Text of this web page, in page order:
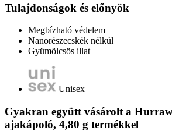
Tulajdonságok és előnyök
Megbízható védelem
Nanorészecskék nélkül
Gyümölcsös illat
Unisex
Gyakran együtt vásárolt a
ajakápoló, 4,80 g termékkel